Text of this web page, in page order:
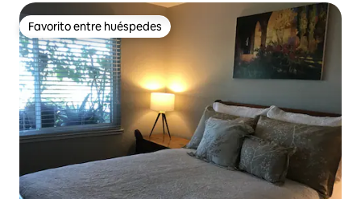
Favorito entre huéspedes
Favorito entre huéspedes